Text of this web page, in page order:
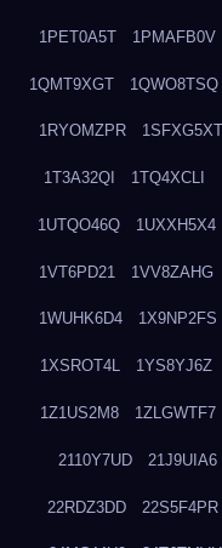
1PET0A5T 1PMAFB0V
1QMT9XGT 1QWO8TSQ
1RYOMZPR 1SFXG5XT
1T3A32QI 1TQ4XCLI
1UTQO46Q 1UXXH5X4
1VT6PD21 1VV8ZAHG
1WUHK6D4 1X9NP2FS
1XSROT4L 1YS8YJ6Z
1Z1US2M8 1ZLGWTF7
2110Y7UD 21J9UIA6
22RDZ3DD 22S5F4PR